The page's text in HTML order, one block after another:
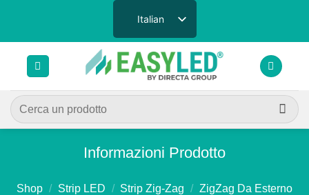
contenuti
Italian
Cerca:
Informazioni Prodotto
Shop / Strip LED / Strip Zig-Zag / ZigZag Da Esterno